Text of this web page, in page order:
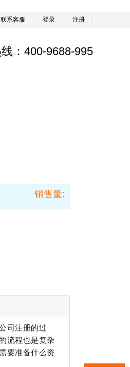
联系客服 登录 注册
：400-9688-995
销售量:
司注册的过
流程也是复杂
要准备什么资